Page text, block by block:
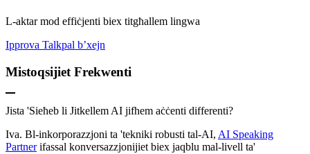
L-aktar mod effiċjenti biex titgħallem lingwa
Ipprova Talkpal b’xejn
Mistoqsijiet Frekwenti
Jista 'Sieħeb li Jitkellem AI jifhem aċċenti differenti?
Iva. Bl-inkorporazzjoni ta 'tekniki robusti tal-AI, AI Speaking
Partnerifassal konversazzjonijiet biex jaqblu mal-livell ta'